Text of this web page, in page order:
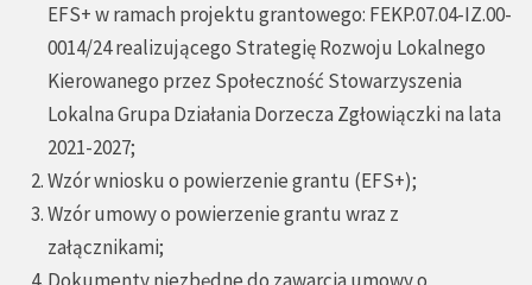
EFS+ w ramach projektu grantowego: FEKP.07.04-IZ.00-
0014/24 realizującego Strategię Rozwoju Lokalnego
Kierowanego przez Społeczność Stowarzyszenia
Lokalna Grupa Działania Dorzecza Zgłowiączki na lata
2021-2027;
Wzór wniosku o powierzenie grantu (EFS+);
Wzór umowy o powierzenie grantu wraz z
załącznikami;